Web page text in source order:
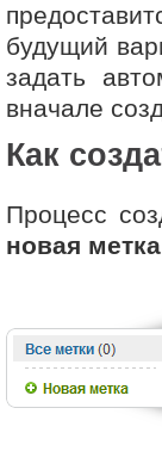
будущий
задать
вначале
Как
Процесс
новая метка